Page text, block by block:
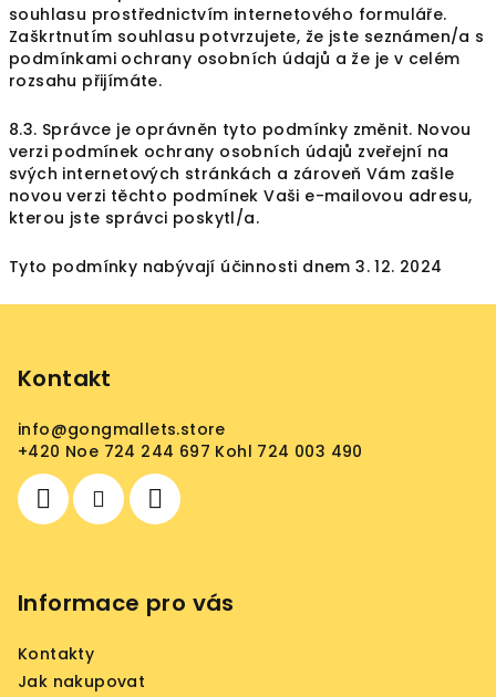
souhlasu prostřednictvím internetového formuláře.
Zaškrtnutím souhlasu potvrzujete, že jste seznámen/a s
podmínkami ochrany osobních údajů a že je v celém
rozsahu přijímáte.
8.3. Správce je oprávněn tyto podmínky změnit. Novou
verzi podmínek ochrany osobních údajů zveřejní na
svých internetových stránkách a zároveň Vám zašle
novou verzi těchto podmínek Vaši e-mailovou adresu,
kterou jste správci poskytl/a.
Tyto podmínky nabývají účinnosti dnem 3. 12. 2024
Kontakt
info@gongmallets.store
+420 Noe 724 244 697 Kohl 724 003 490
Informace pro vás
Kontakty
Jak nakupovat